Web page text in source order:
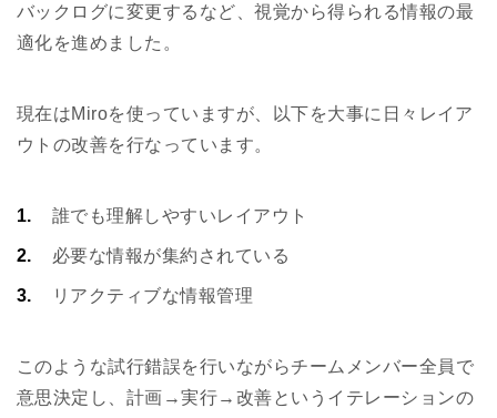
バックログに変更するなど、視覚から得られる情報の最
適化を進めました。
現在はMiroを使っていますが、以下を大事に日々レイア
ウトの改善を行なっています。
誰でも理解しやすいレイアウト
必要な情報が集約されている
リアクティブな情報管理
このような試行錯誤を行いながらチームメンバー全員で
意思決定し、計画→実行→改善というイテレーションの